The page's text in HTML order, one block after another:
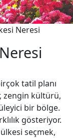
Neresi
tatil planı
zengin kültürü,
bir bölge.
gösteriyor.
seçmek,